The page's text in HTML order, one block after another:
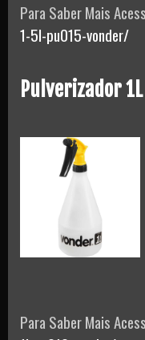
Para Saber Mais
1-5l-pu015-vonder/
Pulverizador
Para Saber Mais